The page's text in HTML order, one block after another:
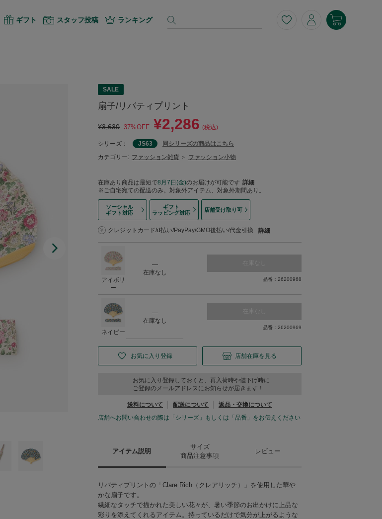
ギフト スタッフ投稿 ランキング
SALE
扇子/リバティプリント
¥3,630 37%OFF ¥2,286 (税込)
シリーズ： JS63
同シリーズの商品はこちら
カテゴリー: ファッション雑貨 > ファッション小物
在庫あり商品は最短で8月7日(金)のお届けが可能です 詳細
※ご自宅宛ての配送のみ。対象外アイテム、対象外期間あり。
ソーシャル
ギフト対応
ギフト
ラッピング対応
店舗受け取り可
クレジットカード/d払い/PayPay/GMO後払い/代金引換 詳細
アイボリ
ー
―
在庫なし
在庫なし
品番：26200968
ネイビー
―
在庫なし
在庫なし
品番：26200969
お気に入り登録 店舗在庫を見る
お気に入り登録しておくと、再入荷時や値下げ時に
ご登録のメールアドレスにお知らせが届きます！
送料について 配送について
返品・交換について
店舗へお問い合わせの際は「シリーズ」もしくは「品番」をお伝えください
アイテム説明
サイズ
商品注意事項
レビュー
リバティプリントの「Clare Rich（クレアリッチ）」を使用した華や
かな扇子です。
繊細なタッチで描かれた美しい花々が、暑い季節のお出かけに上品な
彩りを添えてくれるアイテム。持っているだけで気分が上がるような